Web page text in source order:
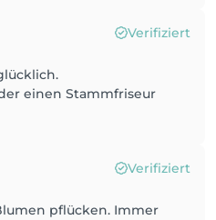
Verifiziert
einen Stammfriseur
Verifiziert
pflücken. Immer